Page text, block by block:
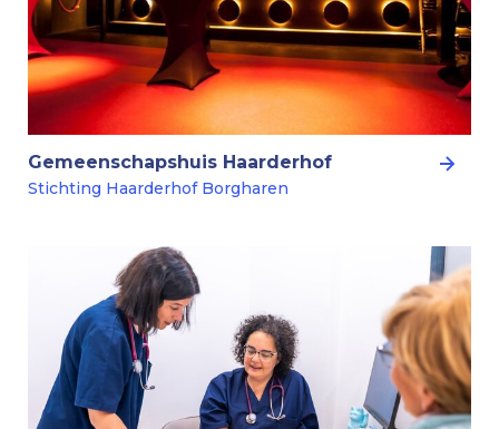
Gemeenschapshuis Haarderhof
Stichting Haarderhof Borgharen